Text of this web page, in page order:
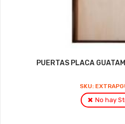
PUERTAS PLACA
SKU:
No hay